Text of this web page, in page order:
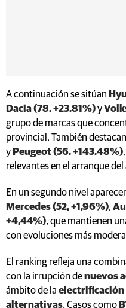
A continuación se sitúan
Dacia (78, +23,81%)y
grupo de marcas que
provincial. También destacan
y Peugeot (56, +143,48%)
relevantes en el arranque del
En un segundo nivel
Mercedes (52, +1,96%),
+4,44%), que mantienen
con evoluciones más
El ranking refleja una
con la irrupción denuevos
ámbito de la electrificación
alternativas. Casos como